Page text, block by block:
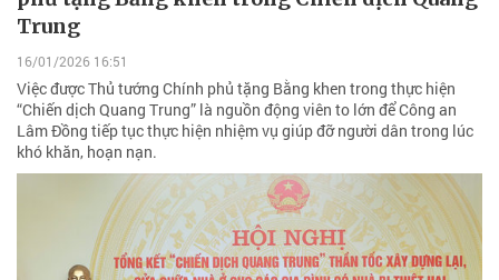
Trung
16/01/2026 16:51
Việc được Thủ tướng Chính phủ tặng Bằng khen trong thực hiện
“Chiến dịch Quang Trung” là nguồn động viên to lớn để Công an
Lâm Đồng tiếp tục thực hiện nhiệm vụ giúp đỡ người dân trong lúc
khó khăn, hoạn nạn.